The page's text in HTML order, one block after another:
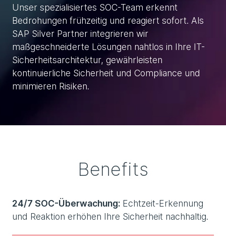
Unser spezialisiertes SOC-Team erkennt
Bedrohungen frühzeitig und reagiert sofort. Als
SAP Silver Partner integrieren wir
maßgeschneiderte Lösungen nahtlos in Ihre IT-
Sicherheitsarchitektur, gewährleisten
kontinuierliche Sicherheit und Compliance und
minimieren Risiken.
Benefits
24/7 SOC-Überwachung: Echtzeit-Erkennung
und Reaktion erhöhen Ihre Sicherheit nachhaltig.